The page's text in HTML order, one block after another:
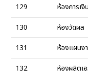
129
ห้องการเงิน
130
ห้องวัดผล
131
ห้องแผนง
132
ห้องผลิตเ